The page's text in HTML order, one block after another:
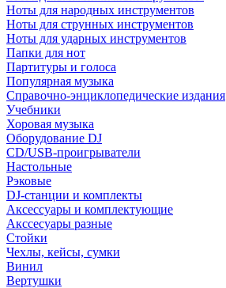
Ноты для народных инструментов
Ноты для струнных инструментов
Ноты для ударных инструментов
Папки для нот
Партитуры и голоса
Популярная музыка
Справочно-энциклопедические издания
Учебники
Хоровая музыка
Оборудование DJ
CD/USB-проигрыватели
Настольные
Рэковые
DJ-станции и комплекты
Аксессуары и комплектующие
Акссесуары разные
Стойки
Чехлы, кейсы, сумки
Винил
Вертушки